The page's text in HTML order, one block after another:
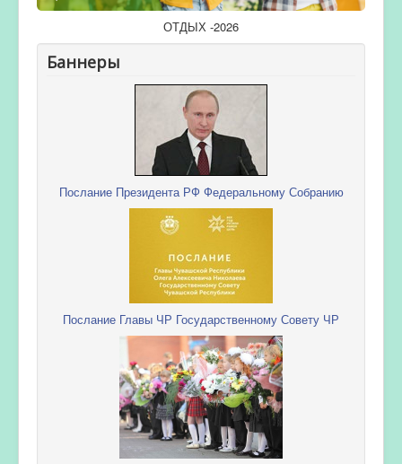
ОТДЫХ -2026
Баннеры
Послание Президента РФ Федеральному Собранию
Послание Главы ЧР Государственному Совету ЧР